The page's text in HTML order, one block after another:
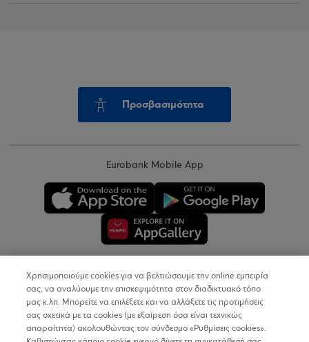
Προσβασιμότητα
Eurobank Mobile App
Copyright © 2026
Όροι Χρήσης
Χρησιμοποιούμε cookies για να βελτιώσουμε την online εμπειρία
σας, να αναλύουμε την επισκεψιμότητα στον διαδικτυακό τόπο
μας κ.λπ. Μπορείτε να επιλέξετε και να αλλάξετε τις προτιμήσεις
σας σχετικά με τα cookies (με εξαίρεση όσα είναι τεχνικώς
απαραίτητα) ακολουθώντας τον σύνδεσμο «Ρυθμίσεις cookies».